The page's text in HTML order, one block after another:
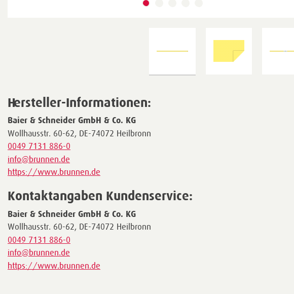
Hersteller-Informationen:
Baier & Schneider GmbH & Co. KG
Wollhausstr. 60-62, DE-74072 Heilbronn
0049 7131 886-0
info@brunnen.de
https://www.brunnen.de
Kontaktangaben Kundenservice:
Baier & Schneider GmbH & Co. KG
Wollhausstr. 60-62, DE-74072 Heilbronn
0049 7131 886-0
info@brunnen.de
https://www.brunnen.de